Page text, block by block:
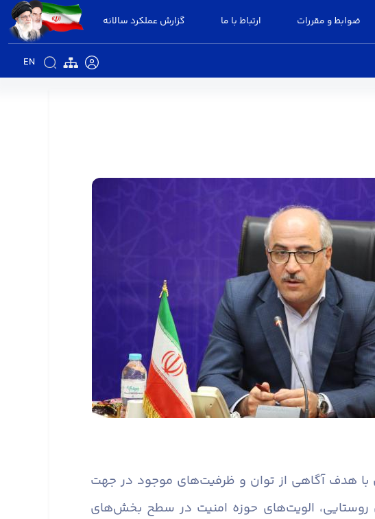
ضوابط و مقررات ارتباط با ما گزارش عملکرد سالانه
EN
هدف آگاهی از توان و ظرفیت‌های موجود در جهت
الویت‌های حوزه امنیت در سطح بخش‌های